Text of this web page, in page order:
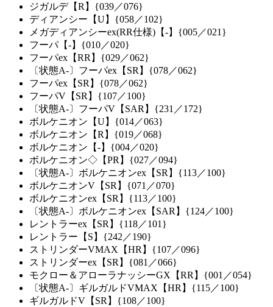
ジガルデ【R】{039／076}
ディアンシー【U】{058／102}
メガディアンシーex(RR仕様)【-】{005／021}
フーパ【-】{010／020}
フーパex【RR】{029／062}
〔状態A-〕フーパex【SR】{078／062}
フーパex【SR】{078／062}
フーパV【SR】{107／100}
〔状態A-〕フーパV【SAR】{231／172}
ボルケニオン【U】{014／063}
ボルケニオン【R】{019／068}
ボルケニオン【-】{004／020}
ボルケニオン◇【PR】{027／094}
〔状態A-〕ボルケニオンex【SR】{113／100}
ボルケニオンV【SR】{071／070}
ボルケニオンex【SR】{113／100}
〔状態A-〕ボルケニオンex【SAR】{124／100}
レントラーex【SR】{118／101}
レントラー【S】{242／190}
ストリンダーVMAX【HR】{107／096}
ストリンダーex【SR】{081／066}
モクロー＆アローラナッシーGX【RR】{001／054}
〔状態A-〕ギルガルドVMAX【HR】{115／100}
ギルガルドV【SR】{108／100}